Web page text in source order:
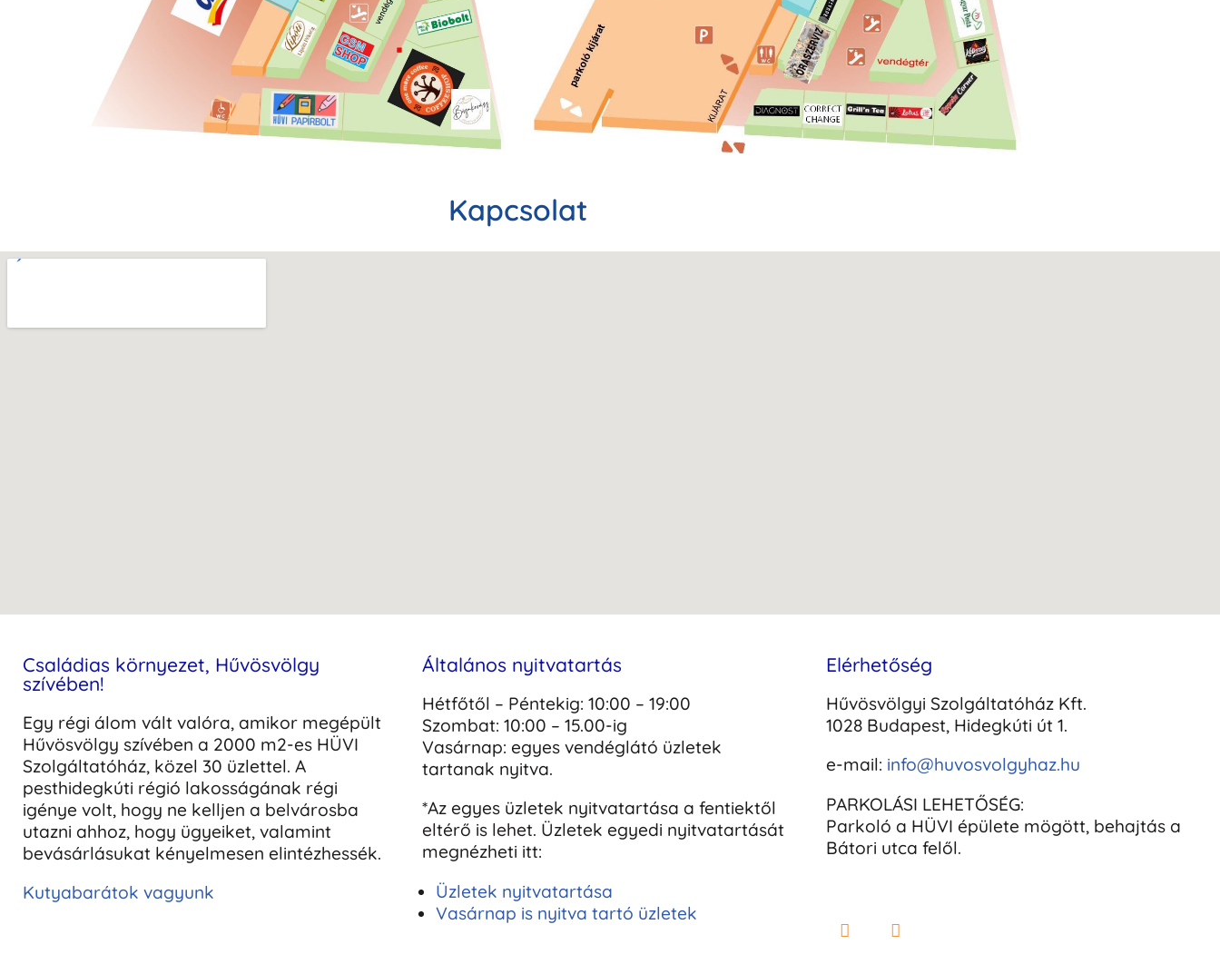
Kapcsolat
Családias környezet, Hűvösvölgy
szívében!
Egy régi álom vált valóra, amikor megépült
Hűvösvölgy szívében a 2000 m2-es HÜVI
Szolgáltatóház, közel 30 üzlettel. A
pesthidegkúti régió lakosságának régi
igénye volt, hogy ne kelljen a belvárosba
utazni ahhoz, hogy ügyeiket, valamint
bevásárlásukat kényelmesen elintézhessék.
Kutyabarátok vagyunk
Általános nyitvatartás
Hétfőtől – Péntekig: 10:00 – 19:00
Szombat: 10:00 – 15.00-ig
Vasárnap: egyes vendéglátó üzletek
tartanak nyitva.
*Az egyes üzletek nyitvatartása a fentiektől
eltérő is lehet. Üzletek egyedi nyitvatartását
megnézheti itt:
Üzletek nyitvatartása
Vasárnap is nyitva tartó üzletek
Elérhetőség
Hűvösvölgyi Szolgáltatóház Kft.
1028 Budapest, Hidegkúti út 1.
e-mail: info@huvosvolgyhaz.hu
PARKOLÁSI LEHETŐSÉG:
Parkoló a HÜVI épülete mögött, behajtás a
Bátori utca felől.